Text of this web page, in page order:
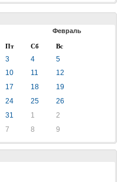
Февраль
Пт Сб Вс
3 4
5
10 11
12
17 18
19
24 25
26
31 1
2
7 8 9